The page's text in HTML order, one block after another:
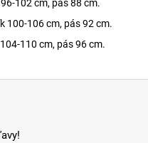
102 cm, pás 88 cm.
100-106 cm, pás 92 cm.
110 cm, pás 96 cm.